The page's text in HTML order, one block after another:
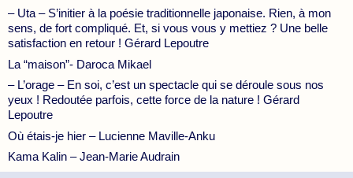
– Uta – S’initier à la poésie traditionnelle japonaise. Rien, à mon
sens, de fort compliqué. Et, si vous vous y mettiez ? Une belle
satisfaction en retour ! Gérard Lepoutre
La “maison”- Daroca Mikael
– L’orage – En soi, c’est un spectacle qui se déroule sous nos
yeux ! Redoutée parfois, cette force de la nature ! Gérard
Lepoutre
Où étais-je hier – Lucienne Maville-Anku
Kama Kalin – Jean-Marie Audrain